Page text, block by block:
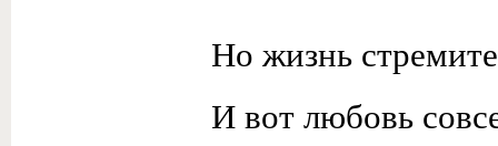
Но жизнь
И вот любовь